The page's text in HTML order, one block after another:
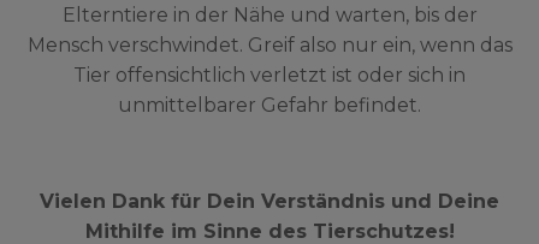
Elterntiere in der Nähe und warten, bis der
Mensch verschwindet. Greif also nur ein, wenn das
Tier offensichtlich verletzt ist oder sich in
unmittelbarer Gefahr befindet.
Vielen Dank für Dein Verständnis und Deine
Mithilfe im Sinne des Tierschutzes!